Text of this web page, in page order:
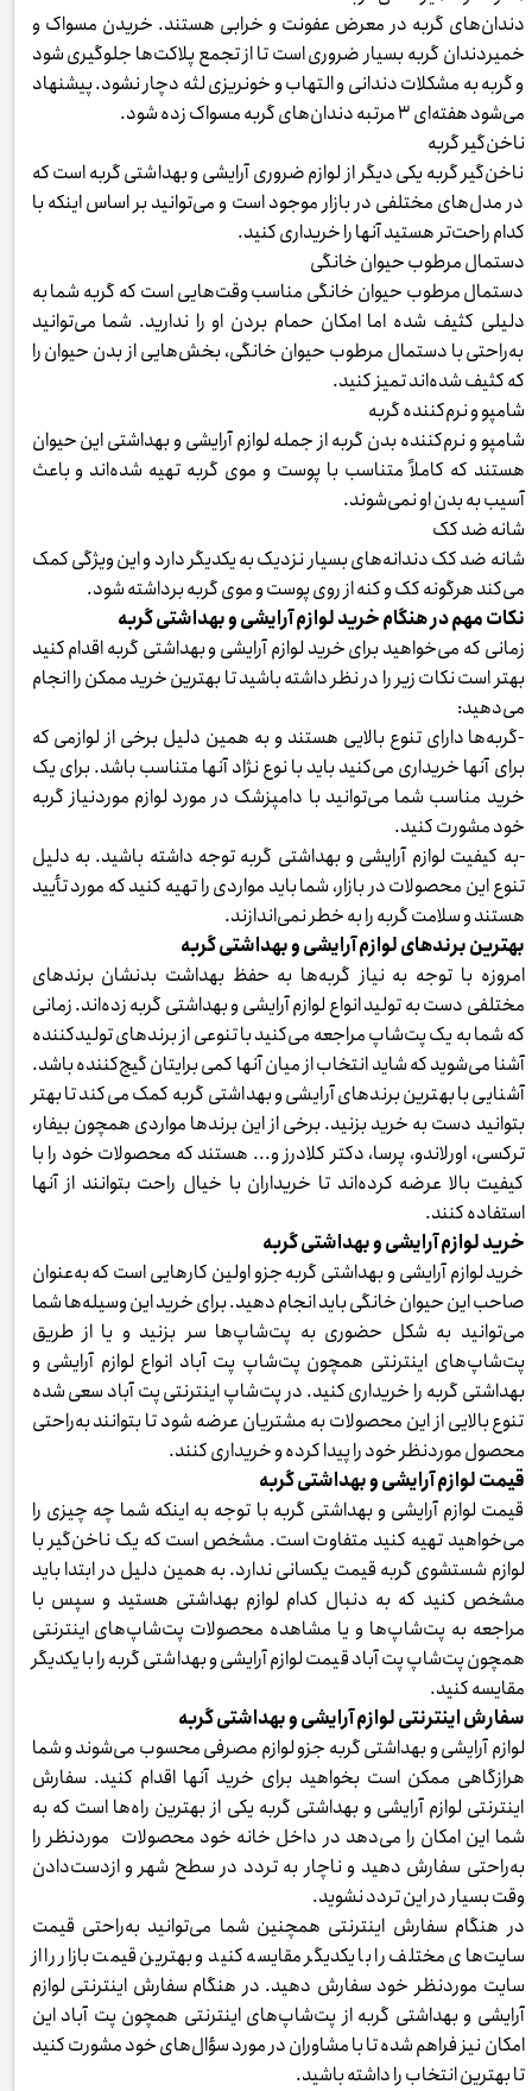
دندان‌های گربه در معرض عفونت و خرابی هستند. خریدن مسواک و
خمیردندان گربه بسیار ضروری است تا از تجمع پلاکت‌ها جلوگیری شود
و گربه به مشکلات دندانی و التهاب و خونریزی لثه دچار نشود. پیشنهاد
می‌شود هفته‌ای ۳ مرتبه دندان‌های گربه مسواک زده شود.
ناخن‌گیر گربه
ناخن‌گیر گربه یکی دیگر از لوازم ضروری آرایشی و بهداشتی گربه است که
در مدل‌های مختلفی در بازار موجود است و می‌توانید بر اساس اینکه با
کدام راحت‌تر هستید آنها را خریداری کنید.
دستمال مرطوب حیوان خانگی
دستمال مرطوب حیوان خانگی مناسب وقت‌هایی است که گربه شما به
دلیلی کثیف شده اما امکان حمام بردن او را ندارید. شما می‌توانید
به‌راحتی با دستمال مرطوب حیوان خانگی، بخش‌هایی از بدن حیوان را
که کثیف شده‌اند تمیز کنید.
شامپو و نرم‌کننده گربه
شامپو و نرم‌کننده بدن گربه از جمله لوازم آرایشی و بهداشتی این حیوان
هستند که کاملاً متناسب با پوست و موی گربه تهیه شده‌اند و باعث
آسیب به بدن او نمی‌شوند.
شانه ضد کک
شانه ضد کک دندانه‌های بسیار نزدیک به یکدیگر دارد و این ویژگی کمک
می‌کند هرگونه کک و کنه از روی پوست و موی گربه برداشته شود.
نکات مهم در هنگام خرید لوازم آرایشی و بهداشتی گربه
زمانی که می‌خواهید برای خرید لوازم آرایشی و بهداشتی گربه اقدام کنید
بهتر است نکات زیر را در نظر داشته باشید تا بهترین خرید ممکن را انجام
می‌دهید:
-گربه‌ها دارای تنوع بالایی هستند و به همین دلیل برخی از لوازمی که
برای آنها خریداری می‌کنید باید با نوع نژاد آنها متناسب باشد. برای یک
خرید مناسب شما می‌توانید با دامپزشک در مورد لوازم موردنیاز گربه
خود مشورت کنید.
-به کیفیت لوازم آرایشی و بهداشتی گربه توجه داشته باشید. به دلیل
تنوع این محصولات در بازار، شما باید مواردی را تهیه کنید که مورد تأیید
هستند و سلامت گربه را به خطر نمی‌اندازند.
بهترین برندهای لوازم آرایشی و بهداشتی گربه
امروزه با توجه به نیاز گربه‌ها به حفظ بهداشت بدنشان برندهای
مختلفی دست به تولید انواع لوازم آرایشی و بهداشتی گربه زده‌اند. زمانی
که شما به یک پت‌شاپ مراجعه می‌کنید با تنوعی از برندهای تولیدکننده
آشنا می‌شوید که شاید انتخاب از میان آنها کمی برایتان گیج‌کننده باشد.
آشنایی با بهترین برندهای آرایشی و بهداشتی گربه کمک می‌کند تا بهتر
بتوانید دست به خرید بزنید. برخی از این برندها مواردی همچون بیفار،
ترکسی، اورلاندو، پرسا، دکتر کلادرز و... هستند که محصولات خود را با
کیفیت بالا عرضه کرده‌اند تا خریداران با خیال راحت بتوانند از آنها
استفاده کنند.
خرید لوازم آرایشی و بهداشتی گربه
خرید لوازم آرایشی و بهداشتی گربه جزو اولین کارهایی است که به‌عنوان
صاحب این حیوان خانگی باید انجام دهید. برای خرید این وسیله‌ها شما
می‌توانید به شکل حضوری به پت‌شاپ‌ها سر بزنید و یا از طریق
پت‌شاپ‌های اینترنتی همچون پت‌شاپ پت آباد انواع لوازم آرایشی و
بهداشتی گربه را خریداری کنید. در پت‌شاپ اینترنتی پت آباد سعی شده
تنوع بالایی از این محصولات به مشتریان عرضه شود تا بتوانند به‌راحتی
محصول موردنظر خود را پیدا کرده و خریداری کنند.
قیمت لوازم آرایشی و بهداشتی گربه
قیمت لوازم آرایشی و بهداشتی گربه با توجه به اینکه شما چه چیزی را
می‌خواهید تهیه کنید متفاوت است. مشخص است که یک ناخن‌گیر با
لوازم شستشوی گربه قیمت یکسانی ندارد. به همین دلیل در ابتدا باید
مشخص کنید که به دنبال کدام لوازم بهداشتی هستید و سپس با
مراجعه به پت‌شاپ‌ها و یا مشاهده محصولات پت‌شاپ‌های اینترنتی
همچون پت‌شاپ پت آباد قیمت لوازم آرایشی و بهداشتی گربه را با یکدیگر
مقایسه کنید.
سفارش اینترنتی لوازم آرایشی و بهداشتی گربه
لوازم آرایشی و بهداشتی گربه جزو لوازم مصرفی محسوب می‌شوند و شما
هرازگاهی ممکن است بخواهید برای خرید آنها اقدام کنید. سفارش
اینترنتی لوازم آرایشی و بهداشتی گربه یکی از بهترین راه‌ها است که به
شما این امکان را می‌دهد در داخل خانه خود محصولات موردنظر را
به‌راحتی سفارش دهید و ناچار به تردد در سطح شهر و ازدست‌دادن
وقت بسیار در این تردد نشوید.
در هنگام سفارش اینترنتی همچنین شما می‌توانید به‌راحتی قیمت
سایت‌های مختلف را با یکدیگر مقایسه کنید و بهترین قیمت بازار را از
سایت موردنظر خود سفارش دهید. در هنگام سفارش اینترنتی لوازم
آرایشی و بهداشتی گربه از پت‌شاپ‌های اینترنتی همچون پت آباد این
امکان نیز فراهم شده تا با مشاوران در مورد سؤال‌های خود مشورت کنید
تا بهترین انتخاب را داشته باشید.